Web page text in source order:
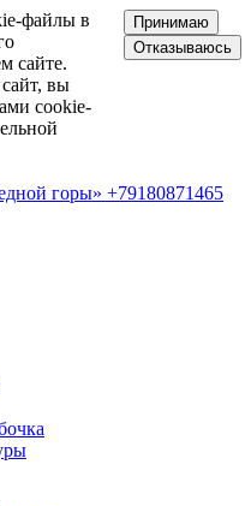
файлы в
сайте.
вы
cookie-
Принимаю
Отказываюсь
+79180871465